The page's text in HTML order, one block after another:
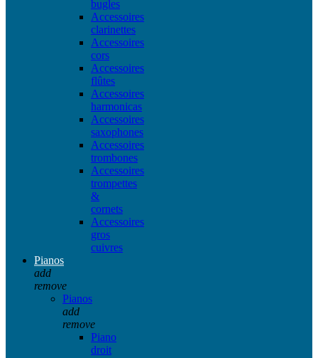
bugles
Accessoires
clarinettes
Accessoires
cors
Accessoires
flûtes
Accessoires
harmonicas
Accessoires
saxophones
Accessoires
trombones
Accessoires
trompettes
&
cornets
Accessoires
gros
cuivres
Pianos
add
remove
Pianos
add
remove
Piano
droit